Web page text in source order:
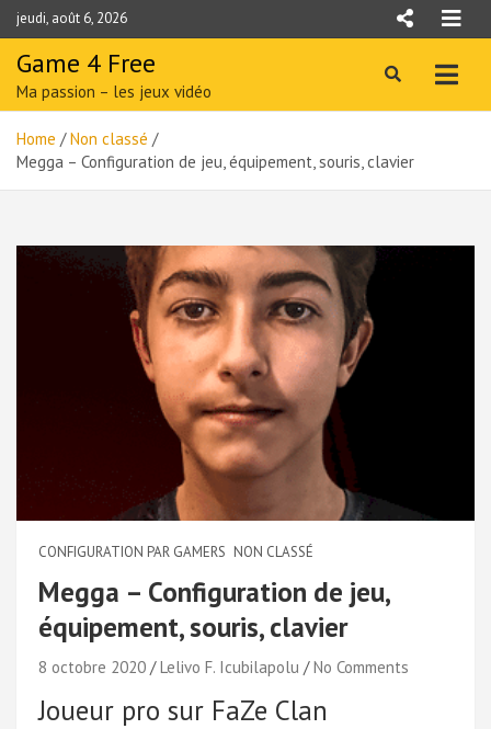
Skip
to
content
jeudi, août 6, 2026
Game 4 Free
Ma passion – les jeux vidéo
Home
Non classé
Megga – Configuration de jeu, équipement, souris, clavier
CONFIGURATION PAR GAMERS NON CLASSÉ
Megga – Configuration de jeu,
équipement, souris, clavier
8 octobre 2020 Lelivo F. Icubilapolu No Comments
Joueur pro sur FaZe Clan